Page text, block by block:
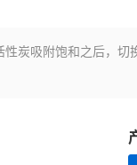
性炭吸附饱和之后，